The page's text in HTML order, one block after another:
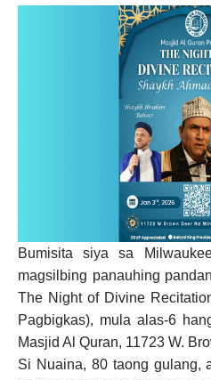
Bumisita siya sa
magsilbing panauhing
The Night of Divine
Pagbigkas), mula alas-6
Masjid Al Quran, 11723 W.
Si Nuaina, 80 taong gulang,